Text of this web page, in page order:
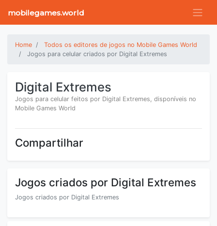
mobilegames.world
Home
Todos os editores de jogos no Mobile Games World
Jogos para celular criados por Digital Extremes
Digital Extremes
Jogos para celular feitos por Digital Extremes, disponíveis no
Mobile Games World
Compartilhar
Jogos criados por Digital Extremes
Jogos criados por Digital Extremes